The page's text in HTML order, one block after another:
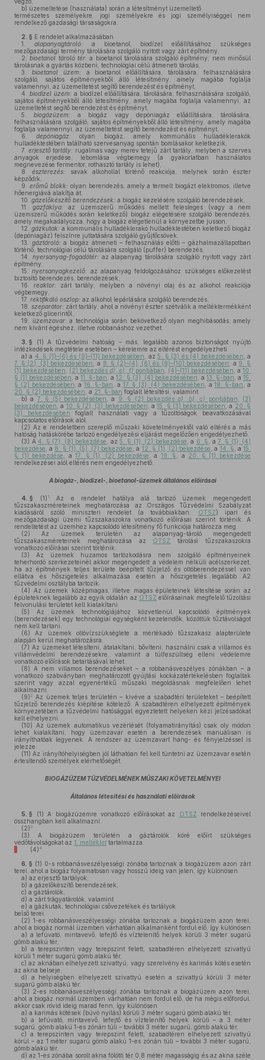
b) üzemeltetése (használata) során a létesítményt üzemeltető
természetes személyekre, jogi személyekre és jogi személyiséggel nem
rendelkező gazdasági társaságokra.
2. § E rendelet alkalmazásában
1.
alapanyagtároló: a bioetanol, biodízel előállításához szükséges
mezőgazdasági termény tárolására szolgáló nyitott vagy zárt építmény,
2.
bioetanol tároló tér: a bioetanol tárolására szolgáló építmény; nem minősül
tárolásnak a gyártás közbeni, technológiai célú átmeneti tárolás,
3.
bioetanol üzem: a bioetanol előállítására, tárolására, felhasználására
szolgáló, sajátos építményekből álló létesítmény, amely magába foglalja
valamennyi, az üzemeltetést segítő berendezést és építményt,
4.
biodízel üzem: a biodízel előállítására, tárolására, felhasználására szolgáló,
sajátos építményekből álló létesítmény, amely magába foglalja valamennyi, az
üzemeltetést segítő berendezést és építményt,
5.
biogázüzem: a biogáz vagy depóniagáz előállítására, tárolására,
felhasználására szolgáló, sajátos építményekből álló létesítmény, amely magába
foglalja valamennyi, az üzemeltetést segítő berendezést és építményt,
6.
depóniagáz: olyan biogáz, amely kommunális hulladéklerakók
hulladéktestében található szervesanyag spontán bomlásakor keletkezik,
7. erjesztő tartály: rugalmas vagy merev tetejű zárt tartály, melyben a szerves
anyagok erjedése, lebomlása végbemegy (a gyakorlatban használatos
megnevezése fermentor, rothasztó tartály is lehet),
8.
észterezés:
savak alkohollal történő reakciója, melynek során észter
képződik,
9.
erőmű blokk: olyan berendezés, amely a termelt biogázt elektromos, illetve
hőenergiává alakítja át,
10. gázelőkészítő berendezések: a biogáz kezelésére szolgáló berendezések,
11.
gázfáklya:
az üzemszerű működés mellett felesleges (vagy a nem
üzemszerű működés során keletkező) biogáz elégetésére szolgáló berendezés,
amely megakadályozza, hogy a biogáz elégetlenül a környezetbe jusson,
12. gázkutak: a kommunális hulladéklerakó hulladéktestében keletkező biogáz
(depóniagáz) felszínre juttatására szolgáló gyűjtőcsövek,
13.
gáztároló: a biogáz átmeneti – felhasználás előtti – gázhalmazállapotban
történő, technológiai célú tárolására szolgáló (puffer) berendezés,
14.
nyersanyag-fogadótér: az alapanyag tárolására szolgáló nyitott vagy zárt
építmény,
15.
nyersanyagkezelő: az alapanyag feldolgozásához szükséges előkezelést
biztosító berendezés, berendezések,
16.
reaktor: zárt tartály, melyben a növényi olaj és az alkohol reakciója
végbemegy,
17. rektifikáló oszlop: az alkohol lepárlására szolgáló berendezés,
18. szeparátor: zárt tartály, ahol a növényi észter szétválik a melléktermékként
keletkező glicerintől,
19.
üzemzavar: a technológia során bekövetkező olyan meghibásodás, amely
nem kívánt égéshez, illetve robbanáshoz vezethet.
3. § (1) A tűzvédelmi hatóság – más, legalább azonos biztonságot nyújtó
intézkedések megtétele esetében – kérelemre az eltérést engedélyezheti
a) a 4. § (1)–(6) és (9)–(11) bekezdésében , az5. § (3) és (4) bekezdésében , a
7. § (2), (3) bekezdésében
, a 8. § (2)–(4), (6) és (8)–(10) bekezdésében , a 9. §
(1) bekezdésében
(2) bekezdésd) ,e) f) pontjában (4)–(11) bekezdésében , a10.
§ (1) bekezdésében , a11. §-ban , a12. § (3), (4) bekezdésében , a 13. §-ban , a 15.
§ (2) bekezdésében , a16. §-ban , a 17. § (3), (4) bekezdésében , a18. §-ban
, a
20. § (2) bekezdésében , a 21. §-ban foglalt létesítési, valamint
b) a 7. § (5) bekezdésében , a 9. § (2) bekezdésa) b) ,c) pontjában
(3)
bekezdésében , a 10. § (2), (3) bekezdésében , a15. § (3) bekezdésében , a 20. §
(3) bekezdésében foglalt használati vagy a tűzoltóságok beavatkozásával
kapcsolatos előírások alól.
(2) Az e rendeletben szereplő műszaki követelményektől való eltérés a más
hatóság hatáskörébe tartozó engedélyezési eljárást megelőzően engedélyezhető.
(3) A4. § (7), (8) bekezdése , az5. § (1), (2) bekezdése , a 6. § , a7. § (1), (4)
bekezdése , a 8. § (1), (5), (7) bekezdése , a 12. § (1), (2) bekezdése , a 14. § , a15.
§ (1) bekezdése , a17. § (1), (2) bekezdése , a 19. § , a 20. § (1) bekezdése
rendelkezései alól eltérés nem engedélyezhető.
A biogáz-, biodízel-, bioetanol-üzemek általános előírásai
4. § (1) 1
Az e rendelet hatálya alá tartozó üzemek megengedett
tűzszakaszméreteinek meghatározása az Országos Tűzvédelmi Szabályzat
kiadásáról szóló miniszteri rendelet (a továbbiakban:
OTSZ) ipari és
mezőgazdasági üzemi tűzszakaszokra vonatkozó előírásai szerint történik. A
rendeltetést az üzemhez kapcsolódó létesítmény fő funkciója határozza meg.
(2) Az üzemek területén az alapanyag-tároló megengedett
tűzszakaszméreteinek meghatározása az OTSZ
tárolási tűzszakaszokra
vonatkozó előírásai szerint történik.
(3) Az üzemek huzamos tartózkodásra nem szolgáló építményeinek
teherhordó szerkezeteinél akkor megengedett a védelem nélküli acélszerkezet,
ha az építmények teljes területe beépített tűzjelző és oltóberendezéssel van
ellátva és hőszigetelés alkalmazása esetén a hőszigetelés legalább A2
tűzvédelmi osztályba tartozik.
(4) Az üzemek középmagas, illetve magas épületeinek létesítése során az
épületeknek legalább az egyik oldalán az OTSZ előírásainak megfelelő tűzoltási
felvonulási területet kell kialakítani.
(5) Az üzemek technológiájához közvetlenül kapcsolódó építmények
(berendezések) egy technológiai egységként kezelendők, közöttük tűztávolságot
nem kell tartani.
(6) Az üzemek oltóvízszükséglete a mértékadó tűzszakasz alapterülete
alapján kerül meghatározásra.
(7) Az üzemeket létesíteni, átalakítani, bővíteni, használni csak a villamos és
villámvédelmi berendezésekre, valamint a túlfeszültség elleni védelemre
vonatkozó előírások betartásával lehet.
(8) A nem villamos berendezéseket – a robbanásveszélyes zónákban – a
vonatkozó szabványban meghatározott gyújtási kockázatértékelésben foglaltak
szerint vagy azzal egyenértékű műszaki megoldásnak megfelelően lehet
alkalmazni.
(9) 2 Az üzemek teljes területén – kivéve a szabadtéri területeket – beépített
tűzjelző berendezés kiépítése kötelező. A szabadtéren elhelyezett építmények
környezetében a tűzvédelmi hatósággal egyeztetett helyeken kézi jelzésadókat
kell elhelyezni.
(10) Az üzemek automatikus vezérlését (folyamatirányítás) csak oly módon
lehet kialakítani, hogy üzemzavar esetén a berendezések manuálisan is
irányíthatóak legyenek. A rendszer az üzemzavart hang- és fényjelzéssel is
jelezze.
(11) Az irányítóhelyiségben jól láthatóan fel kell tüntetni az üzemzavar esetén
értesítendő személyek elérhetőségét.
BIOGÁZÜZEM TŰZVÉDELMÉNEK MŰSZAKI KÖVETELMÉNYEI
Általános létesítési és használati előírások
5. § (1) A biogázüzemre vonatkozó előírásokat az OTSZ rendelkezéseivel
összhangban kell alkalmazni.
(2) 3
(3) A biogázüzem területén a gáztárolók köré előírt szükséges
védőtávolságokat az 1. melléklettartalmazza.
(4)4
6. § (1) 0-s robbanásveszélyességi zónába tartoznak a biogázüzem azon zárt
terei, ahol a biogáz folyamatosan vagy hosszú ideig van jelen, így különösen
a) az erjesztő tartályok,
b) a gázelőkészítő berendezések,
c) a gáztárolók,
d) a zárt trágyatárolók, valamint
e) a gázkutak, technológiai csővezetékek és tartályok
belső terei.
(2) 1-es robbanásveszélyességi zónába tartoznak a biogázüzem azon terei,
ahol a biogáz normál üzemben várhatóan alkalmanként fordul elő, így különösen
a) a lefúvató, mintavevő, lefejtő és víztelenítő helyek körüli 3 méter sugarú
gömb alakú tér,
b) a terepszinten vagy terepszint felett, szabadtéren elhelyezett szivattyú
körüli 1 méter sugarú gömb alakú tér,
c) az aknában elhelyezett szivattyú, vagy szerelvény és karimás kötés esetén
az akna belseje,
d) a helyiségben elhelyezett szivattyú esetén a szivattyú körüli 3 méter
sugarú gömb alakú tér.
(3) 2-es robbanásveszélyességi zónába tartoznak a biogázüzem azon terei,
ahol a biogáz normál üzemben várhatóan nem fordul elő, de ha mégis előfordul,
akkor csak rövid ideig marad fenn, így különösen
a) a karimás kötések (búvó nyílás) körüli 3 méter sugarú gömb alakú tér,
b) a lefúvató, mintavevő, lefejtő és víztelenítő helyek körüli – a 3 méter
sugarú, gömb alakú 1-es zónán túli – további 3 méter sugarú, gömb alakú tér,
c) a terepszinten vagy terepszint felett, szabadtéren elhelyezett szivattyú
körül – az 1 méter sugarú gömb alakú 1-es zónán túli – további 3 méter sugarú,
gömb alakú tér,
d) az 1-es zónába sorolt akna fölötti tér 0,8 méter magasságig és az akna széle